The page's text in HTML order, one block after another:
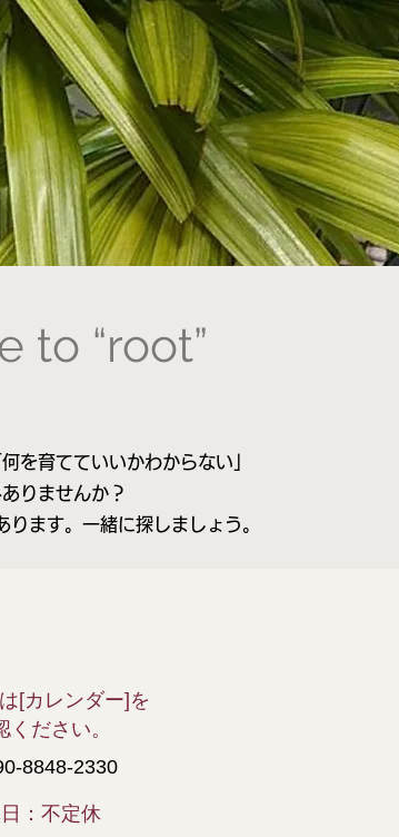
to “root”
何を育てていいかわからない」
りませんか？
ます。一緒に探しましょう。
[カレンダー]を
ください。
8848-2330
：不定休